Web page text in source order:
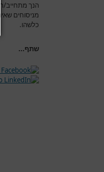
הנך מתחייב/
מניסוחים
כלשהו.
שתף...